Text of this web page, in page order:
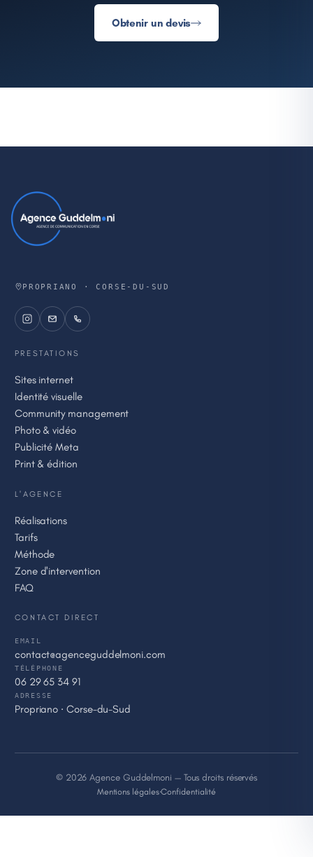
Obtenir un devis
PROPRIANO · CORSE-DU-SUD
PRESTATIONS
Sites internet
Identité visuelle
Community management
Photo & vidéo
Publicité Meta
Print & édition
L'AGENCE
Réalisations
Tarifs
Méthode
Zone d'intervention
FAQ
CONTACT DIRECT
EMAIL
contact@agenceguddelmoni.com
TÉLÉPHONE
06 29 65 34 91
ADRESSE
Propriano · Corse-du-Sud
© 2026 Agence Guddelmoni — Tous droits réservés
Mentions légales·Confidentialité